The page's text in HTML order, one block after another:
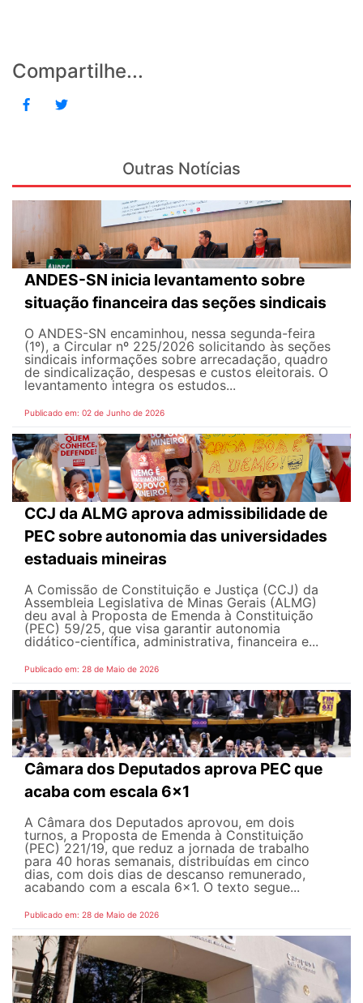
Compartilhe...
Outras Notícias
ANDES-SN inicia levantamento sobre
situação financeira das seções sindicais
O ANDES-SN encaminhou, nessa segunda-feira
(1º), a Circular nº 225/2026 solicitando às seções
sindicais informações sobre arrecadação, quadro
de sindicalização, despesas e custos eleitorais. O
levantamento integra os estudos...
Publicado em: 02 de Junho de 2026
CCJ da ALMG aprova admissibilidade de
PEC sobre autonomia das universidades
estaduais mineiras
A Comissão de Constituição e Justiça (CCJ) da
Assembleia Legislativa de Minas Gerais (ALMG)
deu aval à Proposta de Emenda à Constituição
(PEC) 59/25, que visa garantir autonomia
didático-científica, administrativa, financeira e...
Publicado em: 28 de Maio de 2026
Câmara dos Deputados aprova PEC que
acaba com escala 6x1
A Câmara dos Deputados aprovou, em dois
turnos, a Proposta de Emenda à Constituição
(PEC) 221/19, que reduz a jornada de trabalho
para 40 horas semanais, distribuídas em cinco
dias, com dois dias de descanso remunerado,
acabando com a escala 6x1. O texto segue...
Publicado em: 28 de Maio de 2026